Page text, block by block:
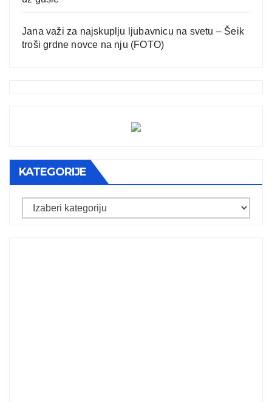
Jana važi za najskuplju ljubavnicu na svetu – Šeik
troši grdne novce na nju (FOTO)
KATEGORIJE
Kategorije